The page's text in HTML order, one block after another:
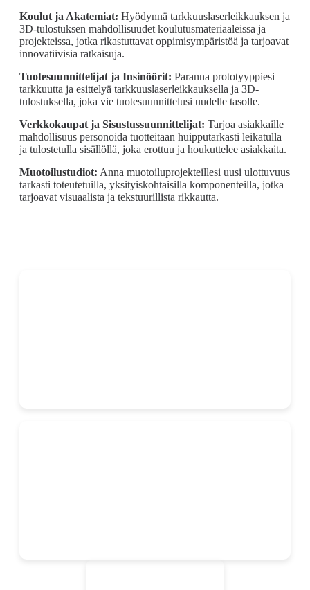
Koulut ja Akatemiat: Hyödynnä tarkkuuslaserleikkauksen ja
3D-tulostuksen mahdollisuudet koulutusmateriaaleissa ja
projekteissa, jotka rikastuttavat oppimisympäristöä ja tarjoavat
innovatiivisia ratkaisuja.
Tuotesuunnittelijat ja Insinöörit: Paranna prototyyppiesi
tarkkuutta ja esittelyä tarkkuuslaserleikkauksella ja 3D-
tulostuksella, joka vie tuotesuunnittelusi uudelle tasolle.
Verkkokaupat ja Sisustussuunnittelijat: Tarjoa asiakkaille
mahdollisuus personoida tuotteitaan huipputarkasti leikatulla
ja tulostetulla sisällöllä, joka erottuu ja houkuttelee asiakkaita.
Muotoilustudiot: Anna muotoiluprojekteillesi uusi ulottuvuus
tarkasti toteutetuilla, yksityiskohtaisilla komponenteilla, jotka
tarjoavat visuaalista ja tekstuurillista rikkautta.